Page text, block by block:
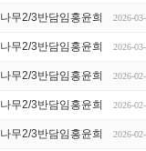
나무2/3반담임홍윤희 2026-
나무2/3반담임홍윤희 2026-
나무2/3반담임홍윤희 2026-
나무2/3반담임홍윤희 2026-
나무2/3반담임홍윤희 2026-